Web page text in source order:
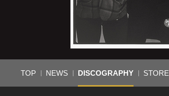
TOP NEWS DISCOGRAPHY STORE